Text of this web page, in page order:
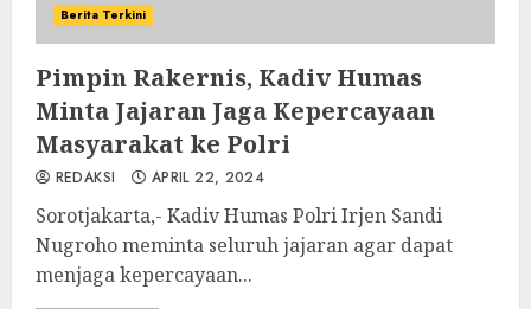
Berita Terkini
Pimpin Rakernis, Kadiv Humas
Minta Jajaran Jaga Kepercayaan
Masyarakat ke Polri
REDAKSI APRIL 22, 2024
Sorotjakarta,- Kadiv Humas Polri Irjen Sandi
Nugroho meminta seluruh jajaran agar dapat
menjaga kepercayaan...